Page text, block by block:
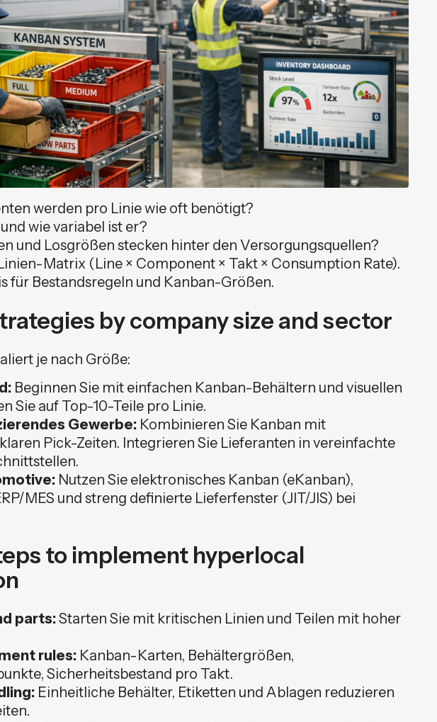
werden pro Linie wie oft benötigt?
wie variabel ist er?
und Losgrößen stecken hinter den Versorgungsquellen?
Matrix (Line × Component × Takt × Consumption Rate).
für Bestandsregeln und Kanban-Größen.
by company size and sector
je nach Größe:
Beginnen Sie mit einfachen Kanban-Behältern und visuellen
Sie auf Top-10-Teile pro Linie.
Gewerbe:Kombinieren Sie Kanban mit
Pick-Zeiten. Integrieren Sie Lieferanten in vereinfachte
Nutzen Sie elektronisches Kanban (eKanban),
MES und streng definierte Lieferfenster (JIT/JIS) bei
to implement hyperlocal
parts:Starten Sie mit kritischen Linien und Teilen mit hoher
rules:Kanban-Karten, Behältergrößen,
Sicherheitsbestand pro Takt.
Einheitliche Behälter, Etiketten und Ablagen reduzieren